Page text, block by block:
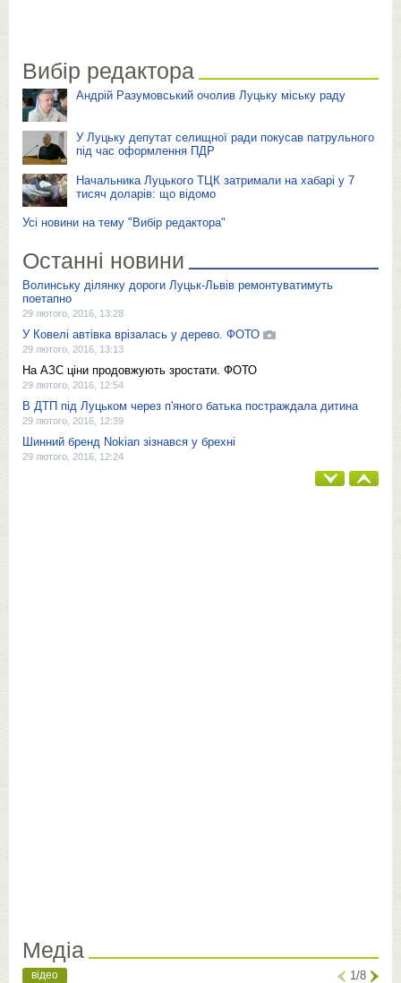
Вибір редактора
Андрій Разумовський очолив Луцьку міську раду
У Луцьку депутат селищної ради покусав патрульного
під час оформлення ПДР
Начальника Луцького ТЦК затримали на хабарі у 7
тисяч доларів: що відомо
Усі новини на тему "Вибір редактора"
Останні новини
Волинську ділянку дороги Луцьк-Львів ремонтуватимуть
поетапно
29 лютого, 2016, 13:28
У Ковелі автівка врізалась у дерево. ФОТО
29 лютого, 2016, 13:13
На АЗС ціни продовжують зростати. ФОТО
29 лютого, 2016, 12:54
В ДТП під Луцьком через п'яного батька постраждала дитина
29 лютого, 2016, 12:39
Шинний бренд Nokian зізнався у брехні
29 лютого, 2016, 12:24
Медіа
відео 1/8